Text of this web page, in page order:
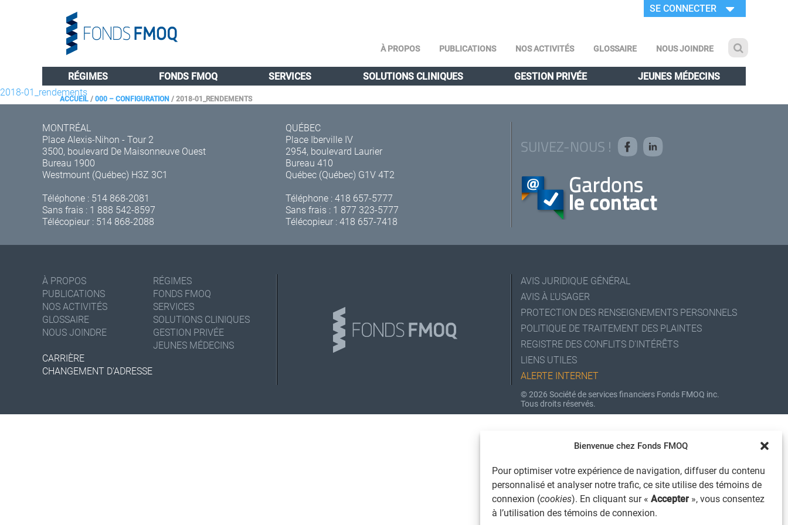
Bienvenue chez Fonds FMOQ
Pour optimiser votre expérience de navigation, diffuser du contenu
personnalisé et analyser notre trafic, ce site utilise des témoins de
connexion (cookies). En cliquant sur « Accepter », vous consentez
à l’utilisation des témoins de connexion.
SE CONNECTER
À PROPOS PUBLICATIONS NOS ACTIVITÉS GLOSSAIRE NOUS JOINDRE
RÉGIMES FONDS FMOQ SERVICES SOLUTIONS CLINIQUES GESTION PRIVÉE JEUNES MÉDECINS
ACCUEIL/000 – CONFIGURATION/2018-01_RENDEMENTS
2018-01_rendements
MONTRÉAL
Place Alexis-Nihon - Tour 2
3500, boulevard De Maisonneuve Ouest
Bureau 1900
Westmount (Québec) H3Z 3C1
Téléphone : 514 868-2081
Sans frais : 1 888 542-8597
Télécopieur : 514 868-2088
QUÉBEC
Place Iberville IV
2954, boulevard Laurier
Bureau 410
Québec (Québec) G1V 4T2
Téléphone :418 657-5777
Sans frais : 1 877 323-5777
Télécopieur : 418 657-7418
SUIVEZ-NOUS !
À PROPOS
PUBLICATIONS
NOS ACTIVITÉS
GLOSSAIRE
NOUS JOINDRE
RÉGIMES
FONDS FMOQ
SERVICES
SOLUTIONS CLINIQUES
GESTION PRIVÉE
JEUNES MÉDECINS
CARRIÈRE
CHANGEMENT D'ADRESSE
AVIS JURIDIQUE GÉNÉRAL
AVIS À L'USAGER
PROTECTION DES RENSEIGNEMENTS PERSONNELS
POLITIQUE DE TRAITEMENT DES PLAINTES
REGISTRE DES CONFLITS D'INTÉRÊTS
LIENS UTILES
ALERTE INTERNET
© 2026 Société de services financiers Fonds FMOQ inc.
Tous droits réservés.